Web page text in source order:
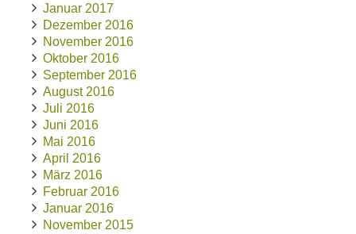
Januar 2017
Dezember 2016
November 2016
Oktober 2016
September 2016
August 2016
Juli 2016
Juni 2016
Mai 2016
April 2016
März 2016
Februar 2016
Januar 2016
November 2015